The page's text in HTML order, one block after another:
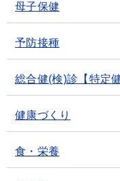
母子保健
予防接種
総合健(検)診【特定
健康づくり
食・栄養